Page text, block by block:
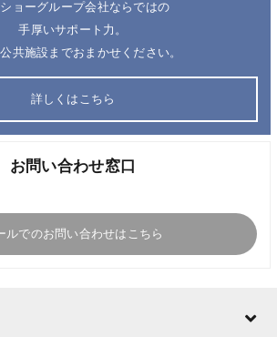
ョーグループ会社ならではの
手厚いサポート力。
共施設までおまかせください。
詳しくはこちら
お問い合わせ窓口
ルでのお問い合わせはこちら